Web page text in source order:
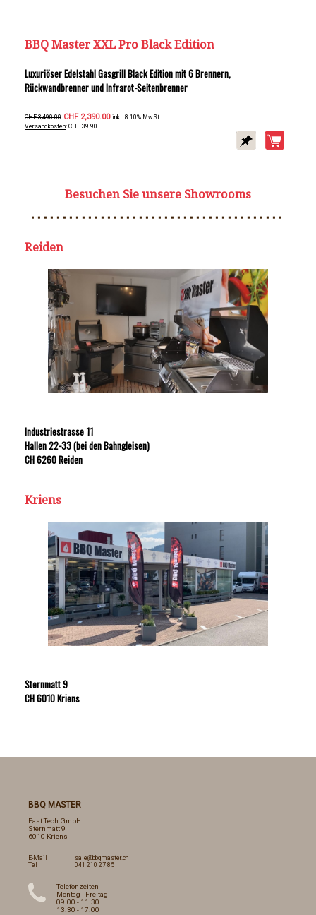
BBQ Master XXL Pro Black Edition
Luxuriöser Edelstahl Gasgrill Black Edition mit 6 Brennern,
Rückwandbrenner und Infrarot-Seitenbrenner
CHF 3,490.00 CHF 2,390.00 inkl. 8.10% MwSt
Versandkosten: CHF 39.90
Besuchen Sie unsere Showrooms
Reiden
Industriestrasse 11
Hallen 22-33 (bei den Bahngleisen)
CH 6260 Reiden
Kriens
Sternmatt 9
CH 6010 Kriens
BBQ MASTER
Fast Tech GmbH
Sternmatt 9
6010 Kriens
E-Mail
sale@bbqmaster.ch
Tel
041 210 27 85
Telefonzeiten
Montag - Freitag
09.00 - 11.30
13.30 - 17.00